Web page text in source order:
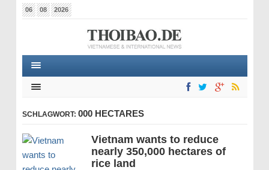
06 08 2026
SCHLAGWORT: 000 HECTARES
Vietnam wants to reduce
nearly 350,000 hectares of
rice land